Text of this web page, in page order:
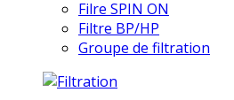
Filre SPIN ON
Filtre BP/HP
Groupe de filtration